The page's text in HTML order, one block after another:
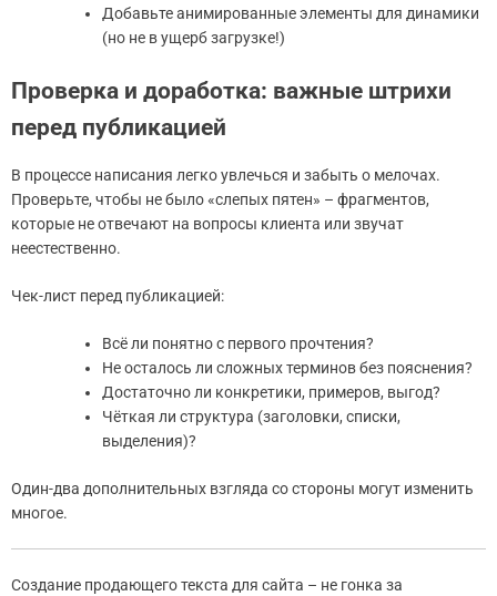
Добавьте анимированные элементы для динамики
(но не в ущерб загрузке!)
Проверка и доработка: важные штрихи
перед публикацией
В процессе написания легко увлечься и забыть о мелочах.
Проверьте, чтобы не было «слепых пятен» – фрагментов,
которые не отвечают на вопросы клиента или звучат
неестественно.
Чек-лист перед публикацией:
Всё ли понятно с первого прочтения?
Не осталось ли сложных терминов без пояснения?
Достаточно ли конкретики, примеров, выгод?
Чёткая ли структура (заголовки, списки,
выделения)?
Один-два дополнительных взгляда со стороны могут изменить
многое.
Создание продающего текста для сайта – не гонка за